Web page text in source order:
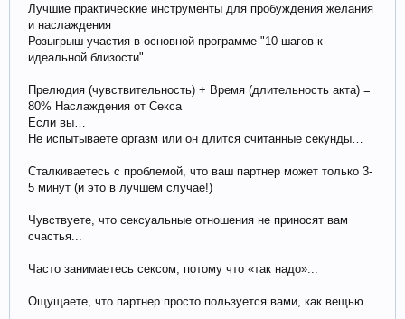
Лучшие практические инструменты для пробуждения желания
и наслаждения
Розыгрыш участия в основной программе "10 шагов к
идеальной близости"
Прелюдия (чувствительность) + Время (длительность акта) =
80% Наслаждения от Секса
Если вы…
Не испытываете оргазм или он длится считанные секунды…
Сталкиваетесь с проблемой, что ваш партнер может только 3-
5 минут (и это в лучшем случае!)
Чувствуете, что сексуальные отношения не приносят вам
счастья...
Часто занимаетесь сексом, потому что «так надо»...
Ощущаете, что партнер просто пользуется вами, как вещью...